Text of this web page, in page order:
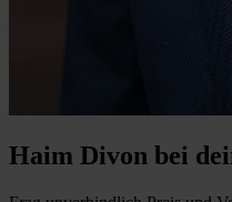
Haim Divon bei